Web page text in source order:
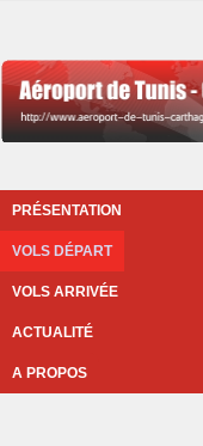
PRÉSENTATION
VOLS DÉPART
VOLS ARRIVÉE
ACTUALITÉ
A PROPOS